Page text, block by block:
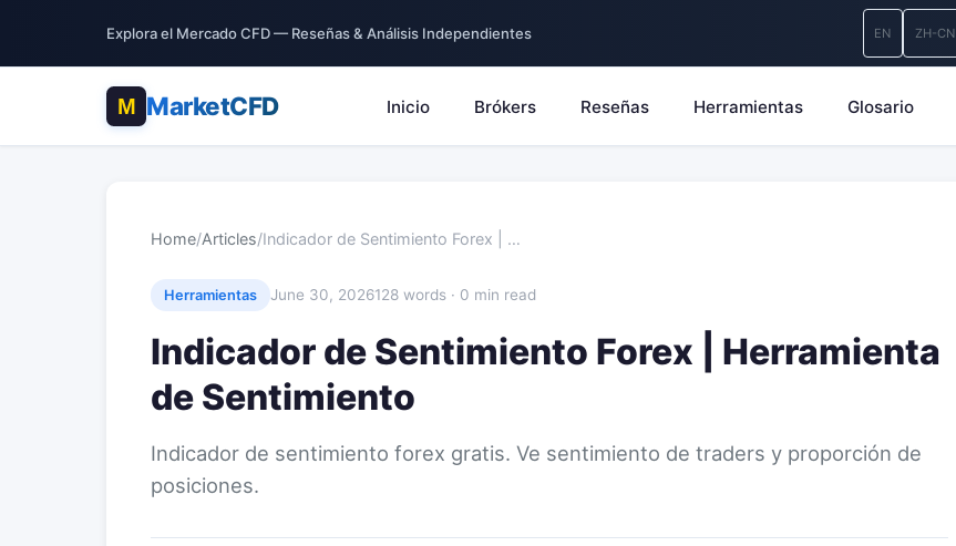
Explora el Mercado CFD — Reseñas & Análisis Independientes EN ZH-CN
MarketCFD Inicio Brókers Reseñas Herramientas Glosario
Home/Articles/Indicador de Sentimiento Forex | …
Herramientas June 30, 2026128 words · 0 min read
Indicador de Sentimiento Forex | Herramienta
de Sentimiento
Indicador de sentimiento forex gratis. Ve sentimiento de traders y proporción de
posiciones.